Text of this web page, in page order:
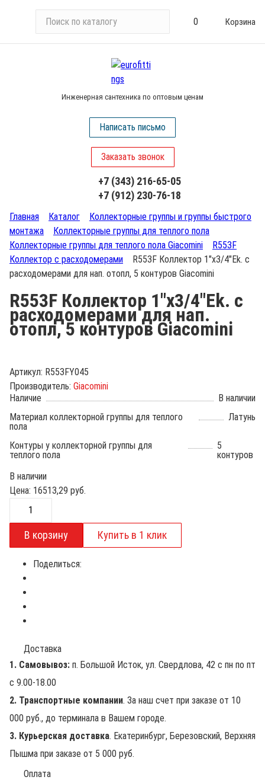
и
у
0 Корзина
Инженерная сантехника по оптовым ценам
Написать письмо
Заказать звонок
+7 (343) 216-65-05
+7 (912) 230-76-18
Главная Каталог
Коллекторные группы и группы быстрого
монтажа
Коллекторные группы для теплого пола
Коллекторные группы для теплого пола Giacomini
R553F
Коллектор с расходомерами
R553F Коллектор 1"х3/4"Ek. c
расходомерами для нап. отопл, 5 контуров Giacomini
R553F Коллектор 1"х3/4"Ek. c
расходомерами для нап.
отопл, 5 контуров Giacomini
Артикул: R553FY045
Производитель: Giacomini
Наличие
В наличии
Материал коллекторной группы для теплого
пола
Латунь
Контуры у коллекторной группы для
теплого пола
5
контуров
В наличии
Цена: 16513,29 руб.
Поделиться:
Доставка
1. Самовывоз: п. Большой Исток, ул. Свердлова, 42 с пн по пт
с 9.00-18.00
2. Транспортные компании. За наш счет при заказе от 10
000 руб., до терминала в Вашем городе.
3. Курьерская доставка. Екатеринбург, Березовский, Верхняя
Пышма при заказе от 5 000 руб.
Оплата